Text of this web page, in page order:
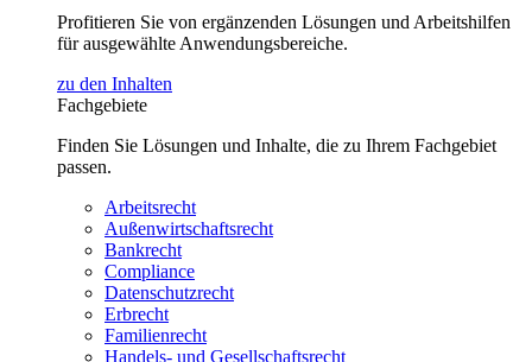
Profitieren Sie von ergänzenden Lösungen und Arbeitshilfen
für ausgewählte Anwendungsbereiche.
zu den Inhalten
Fachgebiete
Finden Sie Lösungen und Inhalte, die zu Ihrem Fachgebiet
passen.
Arbeitsrecht
Außenwirtschaftsrecht
Bankrecht
Compliance
Datenschutzrecht
Erbrecht
Familienrecht
Handels- und Gesellschaftsrecht